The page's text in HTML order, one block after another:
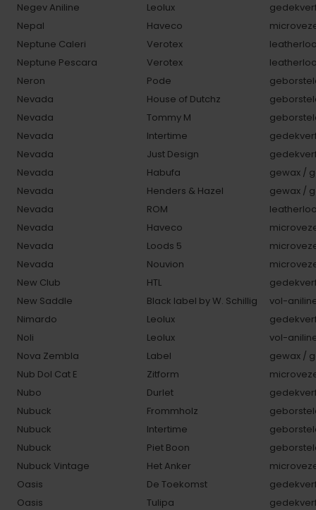
Negev Aniline
Leolux
Nepal
Haveco
Neptune Caleri
Verotex
Neptune Pescara
Verotex
Neron
Pode
Nevada
House of Dutchz
Nevada
Tommy M
Nevada
Intertime
Nevada
Just Design
Nevada
Habufa
gewax /
Nevada
Henders & Hazel
gewax /
Nevada
ROM
Nevada
Haveco
Nevada
Loods 5
Nevada
Nouvion
New Club
HTL
New Saddle
Black label by W. Schillig
vol-
Nimardo
Leolux
Noli
Leolux
vol-
Nova Zembla
Label
gewax /
Nub Dol Cat E
Zitform
Nubo
Durlet
Nubuck
Frommholz
Nubuck
Intertime
Nubuck
Piet Boon
Nubuck Vintage
Het Anker
Oasis
De Toekomst
Oasis
Tulipa